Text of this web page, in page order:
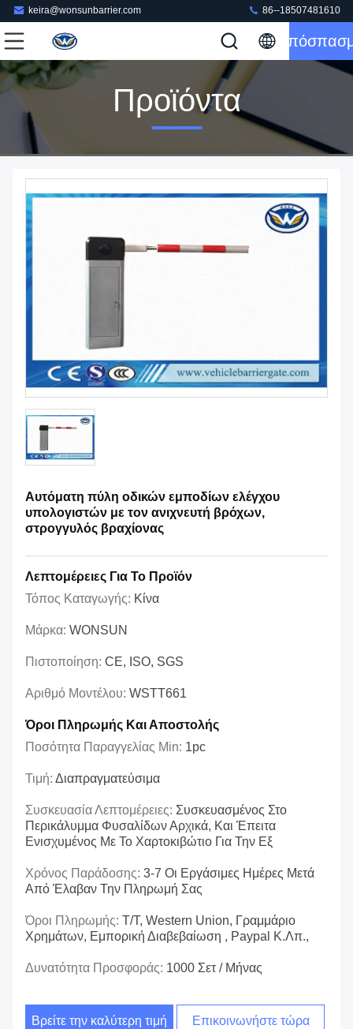
keira@wonsunbarrier.com 86--18507481610
Προϊόντα
Αυτόματη πύλη οδικών εμποδίων ελέγχου
υπολογιστών με τον ανιχνευτή βρόχων,
στρογγυλός βραχίονας
Λεπτομέρειες Για Το Προϊόν
Τόπος Καταγωγής: Κίνα
Μάρκα: WONSUN
Πιστοποίηση: CE, ISO, SGS
Αριθμό Μοντέλου: WSTT661
Όροι Πληρωμής Και Αποστολής
Ποσότητα Παραγγελίας Min: 1pc
Τιμή: Διαπραγματεύσιμα
Συσκευασία Λεπτομέρειες: Συσκευασμένος Στο
Περικάλυμμα Φυσαλίδων Αρχικά, Και Έπειτα
Ενισχυμένος Με Το Χαρτοκιβώτιο Για Την Εξ
Χρόνος Παράδοσης: 3-7 Οι Εργάσιμες Ημέρες Μετά
Από Έλαβαν Την Πληρωμή Σας
Όροι Πληρωμής: T/T, Western Union, Γραμμάριο
Χρημάτων, Εμπορική Διαβεβαίωση , Paypal Κ.λπ.,
Δυνατότητα Προσφοράς: 1000 Σετ / Μήνας
Βρείτε την καλύτερη τιμή Επικοινωνήστε τώρα